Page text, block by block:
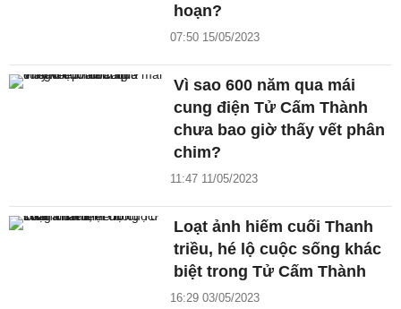
hoạn?
07:50 15/05/2023
Vì sao 600 năm qua mái
cung điện Tử Cấm Thành
chưa bao giờ thấy vết phân
chim?
11:47 11/05/2023
Loạt ảnh hiếm cuối Thanh
triều, hé lộ cuộc sống khác
biệt trong Tử Cấm Thành
16:29 03/05/2023